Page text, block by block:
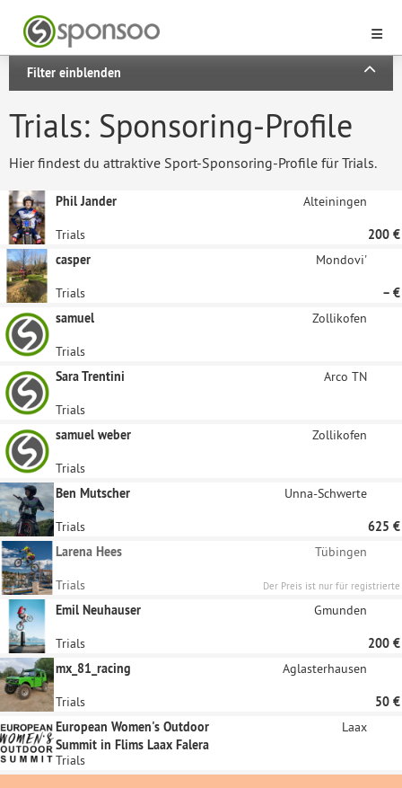
Filter einblenden
Trials: Sponsoring-Profile
Hier findest du attraktive Sport-Sponsoring-Profile für Trials.
Phil Jander Alteiningen
Trials
200 €
casper
Mondovi'
Trials
– €
samuel
Zollikofen
Trials
Sara Trentini
Arco TN
Trials
samuel weber
Zollikofen
Trials
Ben Mutscher
Unna-Schwerte
Trials
625 €
Larena Hees
Tübingen
Trials
Der Preis ist nur für registrierte
Unternehmen sichtbar
Emil Neuhauser Gmunden
Trials
200 €
mx_81_racing
Aglasterhausen
Trials
50 €
European Women's Outdoor
Summit in Flims Laax Falera
Laax
Trials